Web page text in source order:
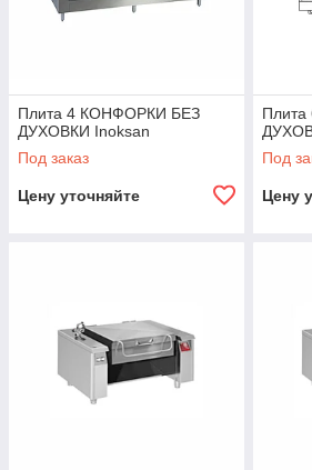
Плита 4 КОНФОРКИ БЕЗ
ДУХОВКИ Inoksan
Под заказ
Цену уточняйте
Под
Цену